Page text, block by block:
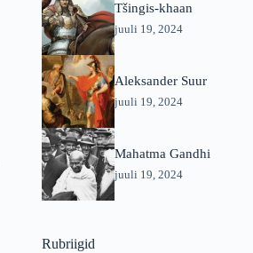
Tšingis-khaan
juuli 19, 2024
Aleksander Suur
juuli 19, 2024
Mahatma Gandhi
juuli 19, 2024
Rubriigid